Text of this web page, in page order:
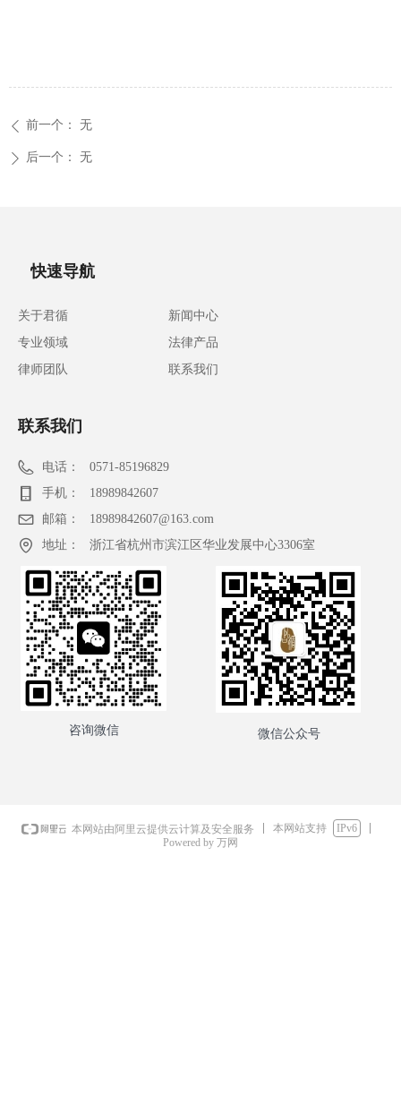
ꄴ 前一个： 无
ꄲ 后一个： 无
快速导航
关于君循
专业领域
律师团队
新闻中心
法律产品
联系我们
联系我们
电话：
0571-85196829
手机：
18989842607
邮箱：
18989842607@163.com
地址：
浙江省杭州市滨江区华业发展中心3306室
咨询微信 微信公众号
本网站由阿里云提供云计算及安全服务 本网站支持
IPv6
Powered by 万网